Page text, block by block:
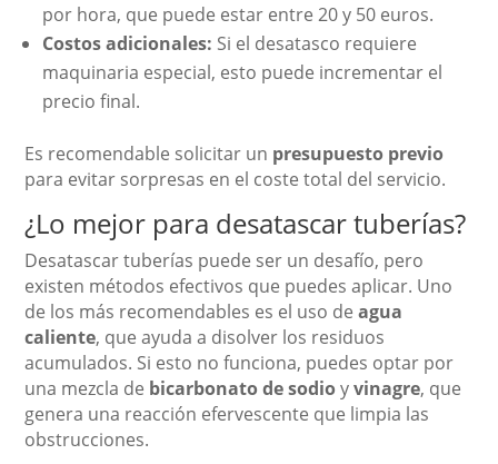
por hora, que puede estar entre 20 y 50 euros.
Costos adicionales: Si el desatasco requiere
maquinaria especial, esto puede incrementar el
precio final.
Es recomendable solicitar un presupuesto previo
para evitar sorpresas en el coste total del servicio.
¿Lo mejor para desatascar tuberías?
Desatascar tuberías puede ser un desafío, pero
existen métodos efectivos que puedes aplicar. Uno
de los más recomendables es el uso deagua
caliente, que ayuda a disolver los residuos
acumulados. Si esto no funciona, puedes optar por
una mezcla de bicarbonato de sodioyvinagre, que
genera una reacción efervescente que limpia las
obstrucciones.